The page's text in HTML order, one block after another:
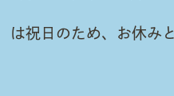
は祝日のため、お休み